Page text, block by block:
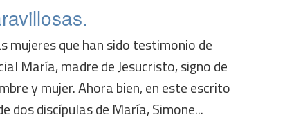
mujeres que han sido testimonio de
María, madre de Jesucristo, signo de
y mujer. Ahora bien, en este escrito
dos discípulas de María, Simone...